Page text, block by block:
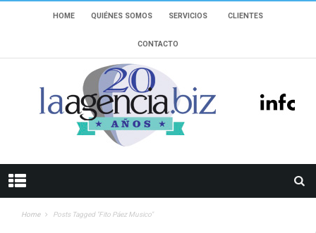
HOME QUIÉNES SOMOS SERVICIOS CLIENTES
CONTACTO
Home Posts Tagged "Fito Páez Musico"